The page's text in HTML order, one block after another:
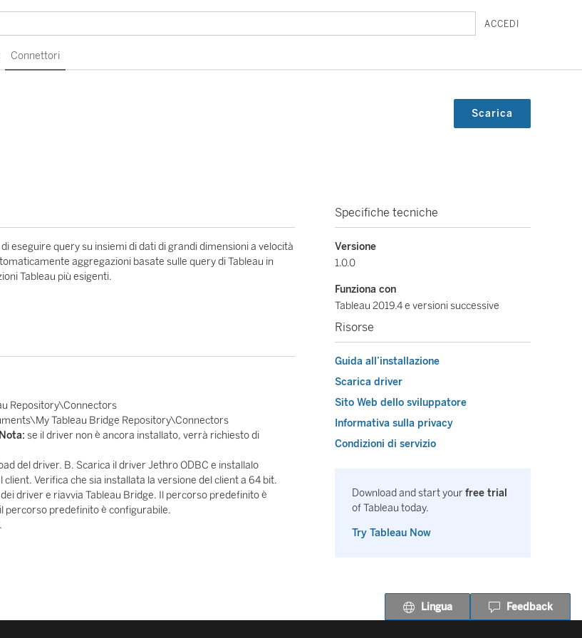
ACCEDI
Connettori
Scarica
eseguire query su insiemi di dati di grandi dimensioni a velocità
aggregazioni basate sulle query di Tableau in
Tableau più esigenti.
Repository\Connectors
Tableau Bridge Repository\Connectors
Nota: se il driver non è ancora installato, verrà richiesto di
del driver. B. Scarica il driver Jethro ODBC e installalo
Verifica che sia installata la versione del client a 64 bit.
driver e riavvia Tableau Bridge. Il percorso predefinito è
predefinito è configurabile.
Specifiche tecniche
Versione
1.0.0
Funziona con
Tableau 2019.4 e versioni successive
Risorse
Guida all’installazione
Scarica driver
Sito Web dello sviluppatore
Informativa sulla privacy
Condizioni di servizio
Download and start yourfree trial
of Tableau today.
Try Tableau Now
Lingua Feedback